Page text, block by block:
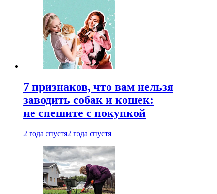
7 признаков, что вам нельзя
заводить собак и кошек:
не спешите с покупкой
2 года спустя2 года спустя